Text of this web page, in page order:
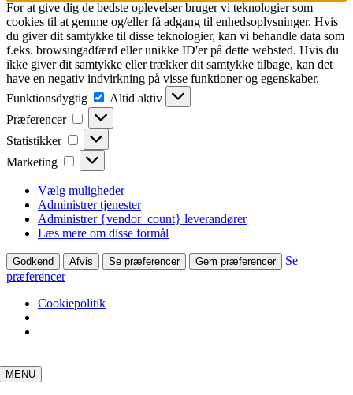
For at give dig de bedste oplevelser bruger vi teknologier som
cookies til at gemme og/eller få adgang til enhedsoplysninger. Hvis
du giver dit samtykke til disse teknologier, kan vi behandle data som
f.eks. browsingadfærd eller unikke ID'er på dette websted. Hvis du
ikke giver dit samtykke eller trækker dit samtykke tilbage, kan det
have en negativ indvirkning på visse funktioner og egenskaber.
Funktionsdygtig
Funktionsdygtig
Altid aktiv
Præferencer
Præferencer
Statistikker Statistikker
Marketing Marketing
Vælg muligheder
Administrer tjenester
Administrer {vendor_count} leverandører
Læs mere om disse formål
Godkend Afvis Se præferencer Gem præferencer
Se
præferencer
Cookiepolitik
to
content
MENU